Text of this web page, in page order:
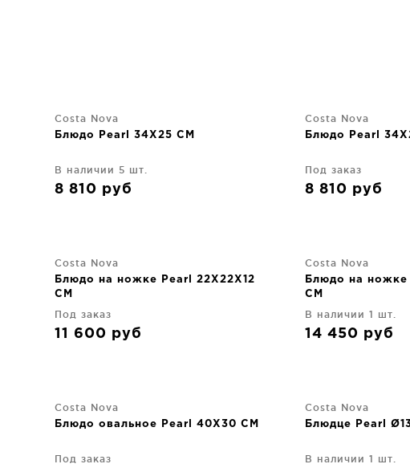
Costa Nova
Блюдо Pearl 34X25 CM
В наличии 5 шт.
8 810 руб
Costa Nova
Блюдо Pearl
Под заказ
8 810 руб
Costa Nova
Блюдо на ножке Pearl 22X22X12
CM
Под заказ
11 600 руб
Costa Nova
Блюдо на ножке
CM
В наличии 1 шт.
14 450 руб
Costa Nova
Блюдо овальное Pearl 40X30 CM
Под заказ
Costa Nova
Блюдце Pearl
В наличии 1 шт.